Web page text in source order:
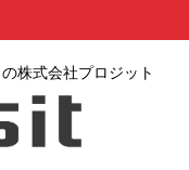
株式会社プロジット